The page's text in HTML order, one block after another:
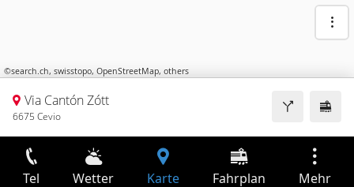
©search.ch, swisstopo, OpenStreetMap, others
Via Cantón Zótt
6675 Cevio
Tel Wetter Karte Fahrplan Mehr